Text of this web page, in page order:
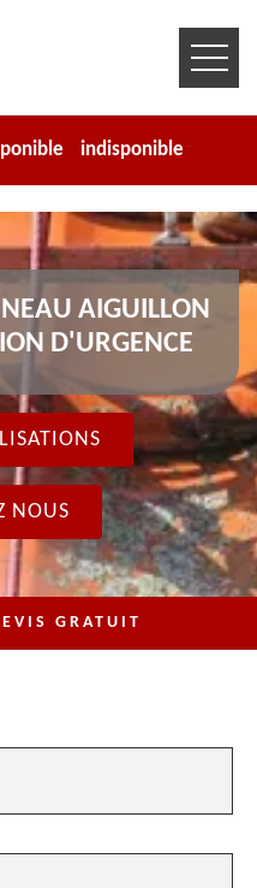
indisponible
AIGUILLON
D'URGENCE
NOUS
GRATUIT